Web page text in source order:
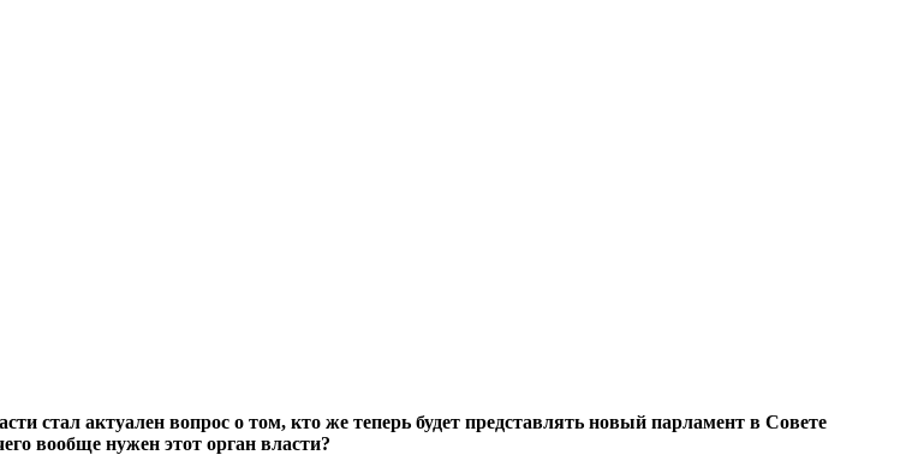
стал актуален вопрос о том, кто же теперь будет представлять новый парламент в Совете
вообще нужен этот орган власти?